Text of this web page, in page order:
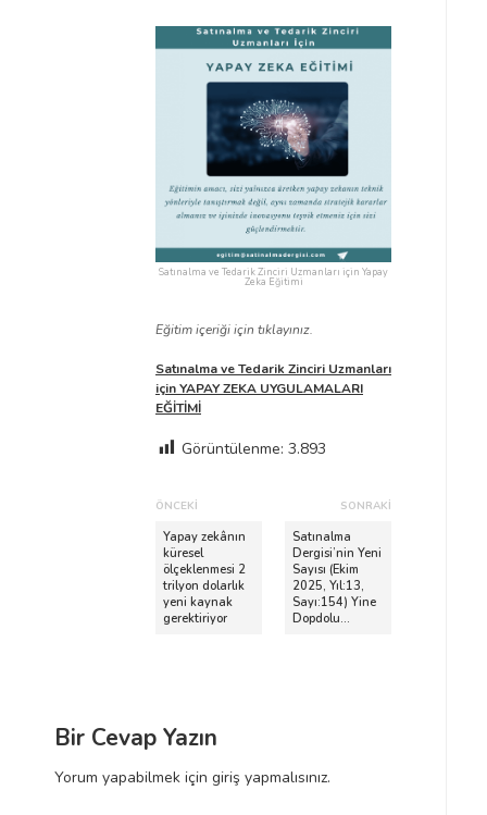
Satınalma ve Tedarik Zinciri Uzmanları için Yapay
Zeka Eğitimi
Eğitim içeriği için tıklayınız.
Satınalma ve Tedarik Zinciri Uzmanları
için YAPAY ZEKA UYGULAMALARI
EĞİTİMİ
Görüntülenme: 3.893
Y
a
z
ı
d
ş
ı
ÖNCEKI
Ö
n
c
e
ı
Yapay zekânın
küresel
ölçeklenmesi 2
trilyon dolarlık
yeni kaynak
gerektiriyor
SONRAKI
S
o
n
a
Satınalma
Dergisi’nin Yeni
Sayısı (Ekim
2025, Yıl:13,
Sayı:154) Yine
Dopdolu…
Bir Cevap Yazın
Yorum yapabilmek için giriş yapmalısınız.